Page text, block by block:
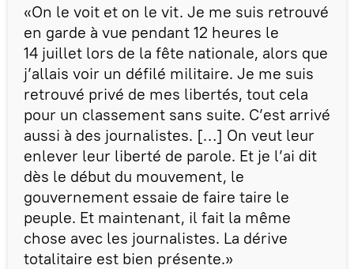
«On le voit et on le vit. Je me suis retrouvé
en garde à vue pendant 12 heures le
14 juillet lors de la fête nationale, alors que
j’allais voir un défilé militaire. Je me suis
retrouvé privé de mes libertés, tout cela
pour un classement sans suite. C’est arrivé
aussi à des journalistes. […] On veut leur
enlever leur liberté de parole. Et je l’ai dit
dès le début du mouvement, le
gouvernement essaie de faire taire le
peuple. Et maintenant, il fait la même
chose avec les journalistes. La dérive
totalitaire est bien présente.»